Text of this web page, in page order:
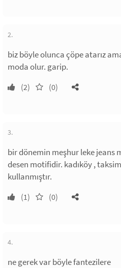
2.
biz böyle olunca çöpe atarız
moda olur. garip.
(2) (0)
3.
bir dönemin meşhur leke jeans
desen motifidir. kadıköy ,
kullanmıştır.
(1) (0)
4.
ne gerek var böyle fantezilere